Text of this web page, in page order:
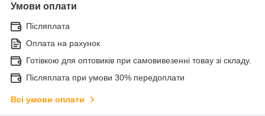
Умови оплати
Післяплата
Оплата на рахунок
Готівкою для оптовиків при самовивезенні товау зі складу.
Післяплата при умови 30% передоплати
Всі умови оплати